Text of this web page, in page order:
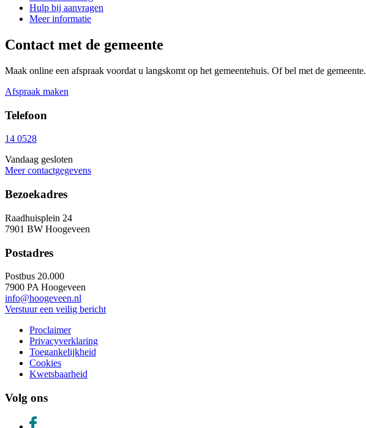
Hulp bij aanvragen
Meer informatie
Contact met de gemeente
Maak online een afspraak voordat u langskomt op het gemeentehuis. Of bel met de gemeente.
Afspraak maken
Telefoon
14 0528
Vandaag gesloten
Meer contactgegevens
Bezoekadres
Raadhuisplein 24
7901 BW Hoogeveen
Postadres
Postbus 20.000
7900 PA Hoogeveen
info@hoogeveen.nl
Verstuur een veilig bericht
Proclaimer
Privacyverklaring
Toegankelijkheid
Cookies
Kwetsbaarheid
Volg ons